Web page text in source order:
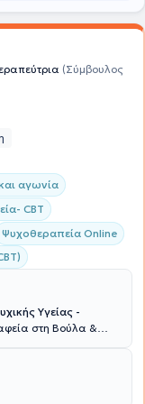
(Σύμβουλος
αγωνία
CBT
Ψυχοθεραπεία Online
Υγείας -
στη Βούλα &
από το Εθνικό